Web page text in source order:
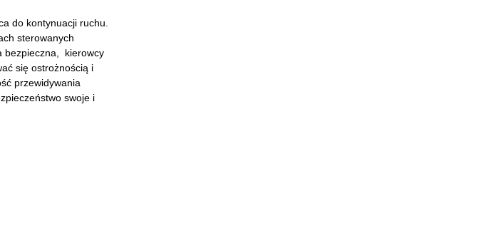
do kontynuacji ruchu.
sterowanych
bezpieczna, kierowcy
się ostrożnością i
przewidywania
swoje i